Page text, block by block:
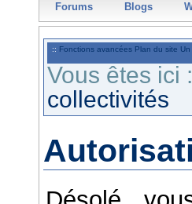
Forums Blogs
:: Fonctions avancées Plan du site
Vous êtes ici :
collectivités